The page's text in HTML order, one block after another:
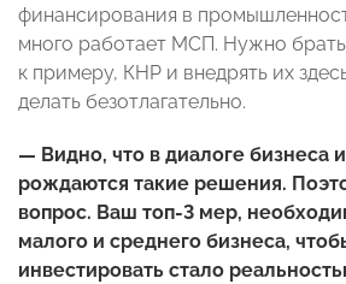
финансирования в
много работает МСП. Нужно
к примеру, КНР и внедрять их
делать безотлагательно.
— Видно, что в диалоге бизнеса
рождаются такие решения.
вопрос. Ваш топ-3 мер,
малого и среднего бизнеса,
инвестировать стало